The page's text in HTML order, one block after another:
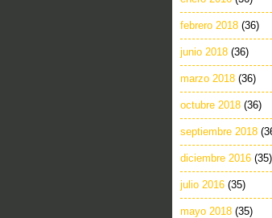
febrero 2018 (36)
junio 2018 (36)
marzo 2018 (36)
octubre 2018 (36)
septiembre 2018
diciembre 2016 (35)
julio 2016 (35)
mayo 2018 (35)